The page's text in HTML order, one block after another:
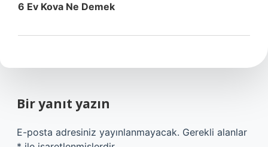
6 Ev Kova Ne Demek
Bir yanıt yazın
E-posta adresiniz yayınlanmayacak. Gerekli alanlar